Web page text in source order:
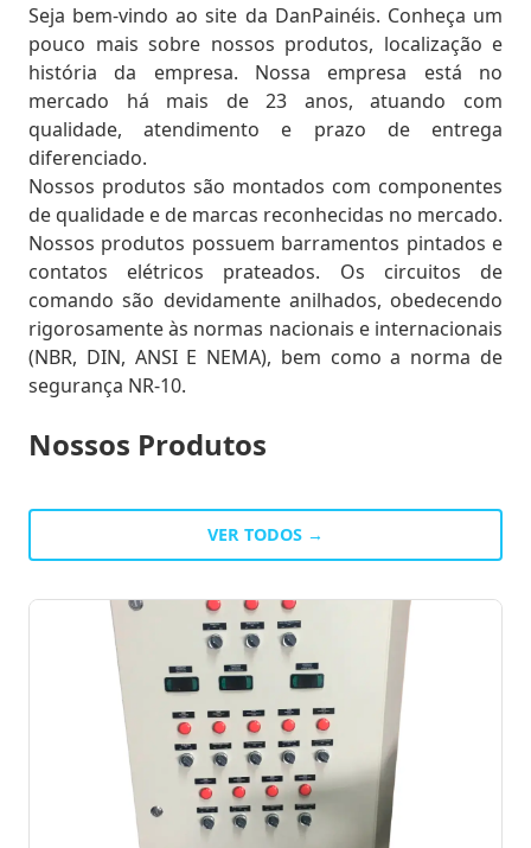
Seja bem-vindo ao site da DanPainéis. Conheça um
pouco mais sobre nossos produtos, localização e
história da empresa. Nossa empresa está no
mercado há mais de23 anos, atuando com
qualidade, atendimento e prazo de entrega
diferenciado.
Nossos produtos são montados com componentes
de qualidade e de marcas reconhecidas no mercado.
Nossos produtos possuem barramentos pintados e
contatos elétricos prateados. Os circuitos de
comando são devidamente anilhados, obedecendo
rigorosamente às normas nacionais e internacionais
(NBR, DIN, ANSI E NEMA), bem como a norma de
segurança NR-10.
Nossos Produtos
VER TODOS →